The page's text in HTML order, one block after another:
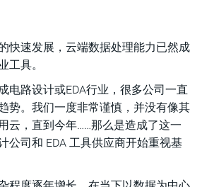
哪些令人兴奋的新机遇？
快速发展，云端数据处理能力已然成
工具。
电路设计或EDA行业，很多公司一直
势。我们一度非常谨慎，并没有像其
云，直到今年……那么是造成了这一
公司和 EDA 工具供应商开始重视基